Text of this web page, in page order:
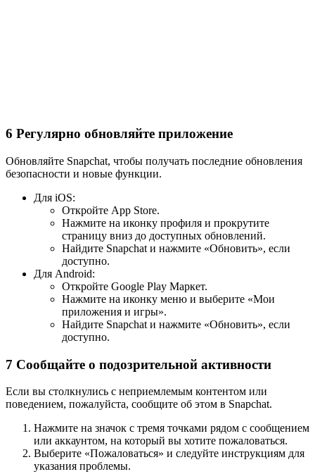
6 Регулярно обновляйте приложение
Обновляйте Snapchat, чтобы получать последние обновления
безопасности и новые функции.
Для iOS:
Откройте App Store.
Нажмите на иконку профиля и прокрутите
страницу вниз до доступных обновлений.
Найдите Snapchat и нажмите «Обновить», если
доступно.
Для Android:
Откройте Google Play Маркет.
Нажмите на иконку меню и выберите «Мои
приложения и игры».
Найдите Snapchat и нажмите «Обновить», если
доступно.
7 Сообщайте о подозрительной активности
Если вы столкнулись с неприемлемым контентом или
поведением, пожалуйста, сообщите об этом в Snapchat.
Нажмите на значок с тремя точками рядом с сообщением
или аккаунтом, на который вы хотите пожаловаться.
Выберите «Пожаловаться» и следуйте инструкциям для
указания проблемы.